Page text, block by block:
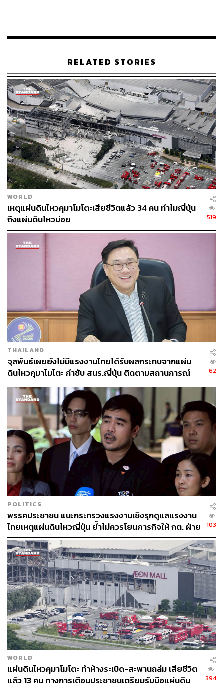
RELATED STORIES
WORLD
เหตุแผ่นดินไหวคุมาโมโตะเสียชีวิตแล้ว 34 คน ทำไมญี่ปุ่น
ถึงแผ่นดินไหวบ่อย
519
THAILAND
จุลพันธ์เผยยังไม่มีแรงงานไทยได้รับผลกระทบจากแผ่น
ดินไหวคุมาโมโตะ กำชับ สนร.ญี่ปุ่น ติดตามสถานการณ์
ใกล้ชิด
62
POLITICS
พรรคประชาชน แนะกระทรวงแรงงานเชิงรุกดูแลแรงงาน
ไทยเหตุแผ่นดินไหวญี่ปุ่น ย้ำไม่ควรโยนภารกิจให้ กต. ฝ่าย
เดียว
103
WORLD
แผ่นดินไหวคุมาโมโตะ ทำห้างระเบิด-สะพานถล่ม เสียชีวิต
แล้ว 13 คน ทางการเตือนประชาชนเตรียมรับมือแผ่นดิน
394